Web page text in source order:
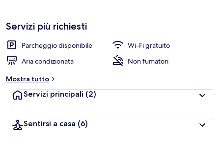
Servizi più richiesti
Parcheggio disponibile
Wi-Fi gratuito
Aria condizionata
Non fumatori
Mostra tutto
Servizi principali (2)
Sentirsi a casa (6)